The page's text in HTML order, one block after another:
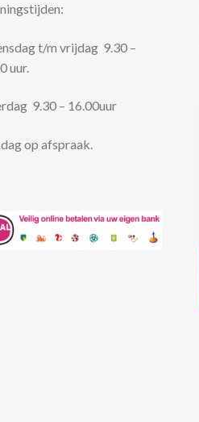
t/m vrijdag 9.30 –
uur.
9.30 – 16.00uur
op afspraak.